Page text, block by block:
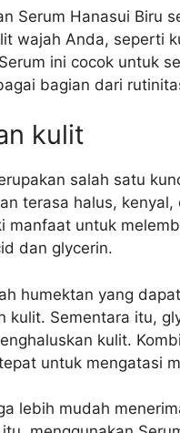
Serum Hanasui Biru
wajah Anda, seperti
ini cocok untuk
bagian dari
kulit
salah satu
terasa halus,
manfaat untuk
dan glycerin.
humektan yang
kulit. Sementara itu,
kulit.
untuk mengatasi
lebih mudah